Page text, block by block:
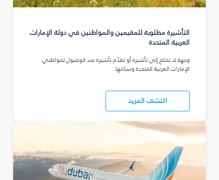
التأشيرة مطلوبة للمقيمين والمواطنين في دولة الإمارات
العربية المتحدة
وجهة لا تحتاج إلى تأشيرة أو تقدّم تأشيرة عند الوصول لمواطني
الإمارات العربية المتحدة وسكانها.
اكتشف المزيد